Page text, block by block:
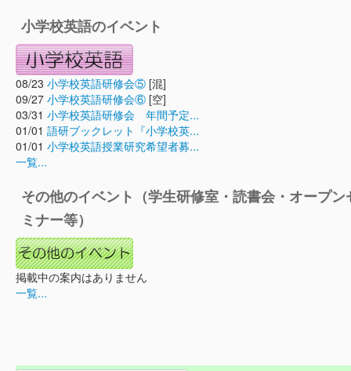
小学校英語のイベント
08/23 小学校英語研修会⑤ [混]
09/27 小学校英語研修会⑥ [空]
03/31 小学校英語研修会 年間予定...
01/01 語研ブックレット『小学校英...
01/01 小学校英語授業研究希望者募...
一覧...
その他のイベント（学生研修室・読書会・オープン
ミナー等）
掲載中の案内はありません
一覧...